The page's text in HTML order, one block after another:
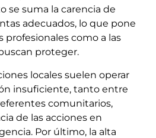
se suma la carencia de
adecuados, lo que pone
profesionales como a las
proteger.
locales suelen operar
insuficiente, tanto entre
comunitarios,
de las acciones en
Por último, la alta